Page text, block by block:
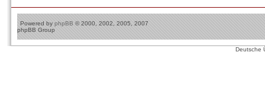
Powered by phpBB © 2000, 2002, 2005, 2007
phpBB Group
Deutsche